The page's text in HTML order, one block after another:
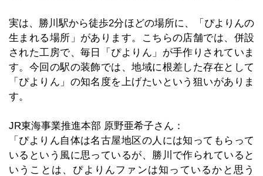
実は、勝川駅から徒歩2分ほどの場所に、「ぴよりんの
生まれる場所」があります。こちらの店舗では、併設
された工房で、毎日「ぴよりん」が手作りされていま
す。今回の駅の装飾では、地域に根差した存在として
「ぴよりん」の知名度を上げたいという狙いがありま
す。
JR東海事業推進本部 原野亜希子さん：
「ぴよりん自体は名古屋地区の人には知ってもらって
いるという風に思っているが、勝川で作られていると
いうことは、ぴよりんファンは知っているかと思う